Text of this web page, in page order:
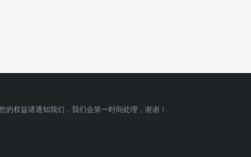
权益请通知我们，我们会第一时间处理，谢谢！